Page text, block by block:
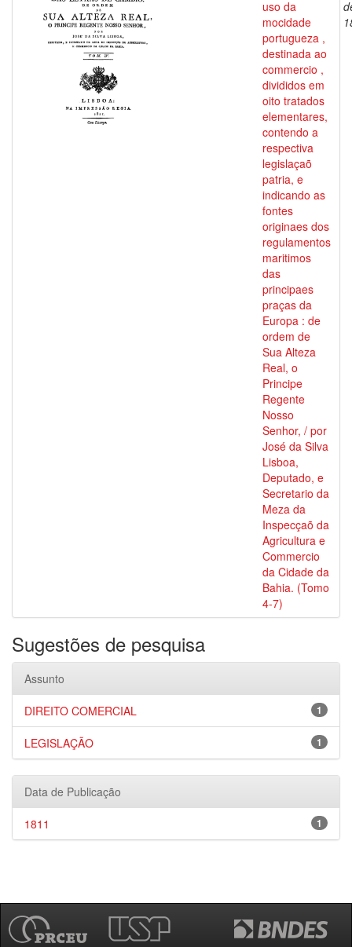
uso da
mocidade
portugueza ,
destinada ao
commercio ,
divididos em
oito tratados
elementares,
contendo a
respectiva
legislaçaõ
patria, e
indicando as
fontes
originaes dos
regulamentos
maritimos
das
principaes
praças da
Europa : de
ordem de
Sua Alteza
Real, o
Principe
Regente
Nosso
Senhor, / por
José da Silva
Lisboa,
Deputado, e
Secretario da
Meza da
Inspecçaõ da
Agricultura e
Commercio
da Cidade da
Bahia. (Tomo
4-7)
Sugestões de pesquisa
Assunto
1
DIREITO COMERCIAL
1
LEGISLAÇÃO
Data de Publicação
1
1811